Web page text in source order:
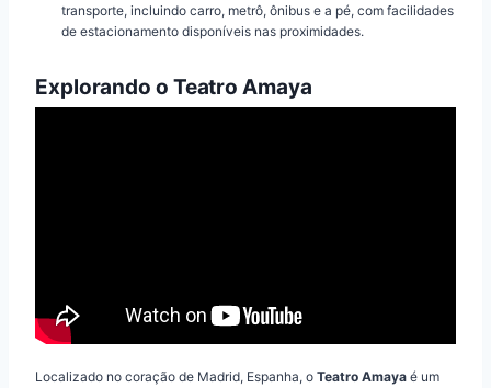
transporte, incluindo carro, metrô, ônibus e a pé, com facilidades
de estacionamento disponíveis nas proximidades.
Explorando o Teatro Amaya
Localizado no coração de Madrid, Espanha, o Teatro Amaya é um